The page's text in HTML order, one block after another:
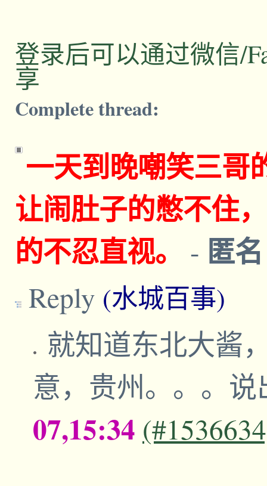
登录后可以通过微信/
享
Complete thread:
一天到晚嘲笑三哥
让闹肚子的憋不住
的不忍直视。
- 匿
Reply (水城百事)
就知道东北大酱
意，贵州。。。
07,15:34